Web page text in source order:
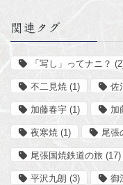
関連タグ
「写し」ってナニ？
不二見焼 (1) 佐
加藤春宇 (1) 加
夜寒焼 (1) 尾張
尾張国焼鉄道の旅 (17)
平沢九朗 (3) 御